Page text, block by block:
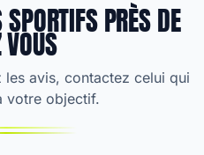
PRÈS DE
avis, contactez celui qui
votre objectif.